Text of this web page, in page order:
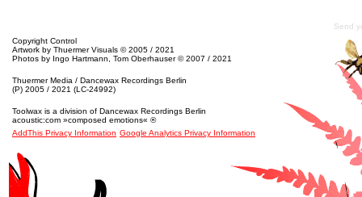
Copyright Control
Artwork by Thuermer Visuals © 2005 / 2021
Photos by Ingo Hartmann, Tom Oberhauser © 2007 / 2021
Thuermer Media / Dancewax Recordings Berlin
(P) 2005 / 2021 (LC-24992)
Toolwax is a division of Dancewax Recordings Berlin
acoustic:com »composed emotions« ®
AddThis Privacy Information Google Analytics Privacy Information
Send